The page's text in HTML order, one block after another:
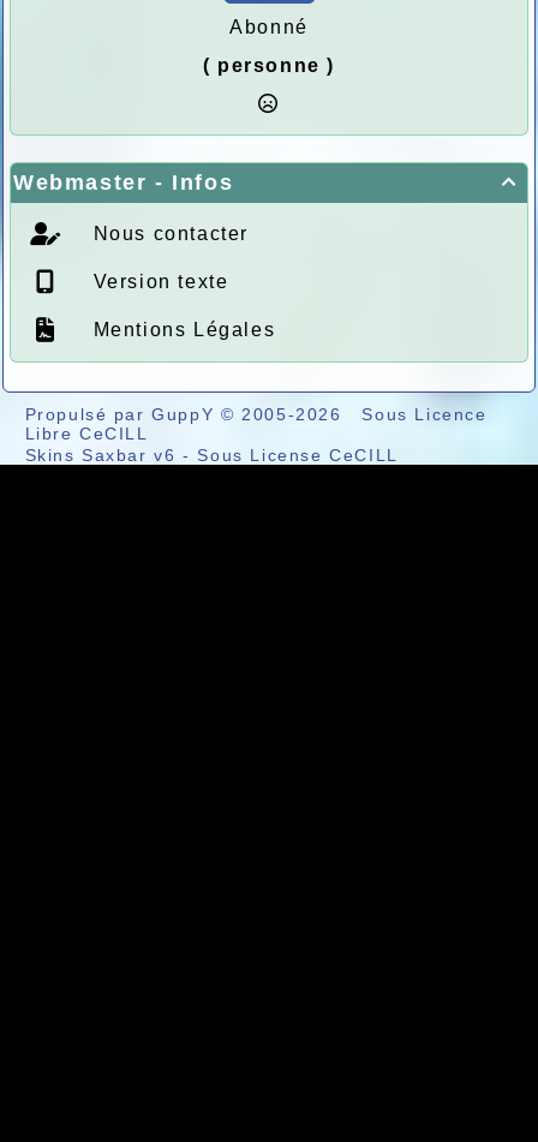
Abonné
( personne )

Webmaster - Infos
Nous contacter
Version texte
Mentions Légales
Propulsé par GuppY © 2005-2026
Sous Licence
Libre CeCILL
Skins Saxbar v6 - Sous License CeCILL